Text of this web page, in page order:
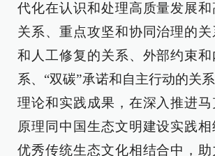
代化在认识和处理高质量发展
关系、重点攻坚和协同治理的
和人工修复的关系、外部约束
系、“双碳”承诺和自主行动的关
理论和实践成果，在深入推进
原理同中国生态文明建设实践
优秀传统生态文化相结合中，助